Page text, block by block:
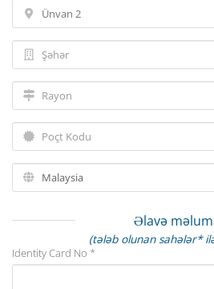
Əlavə
(tələb olunan sahələr*
Identity Card No *